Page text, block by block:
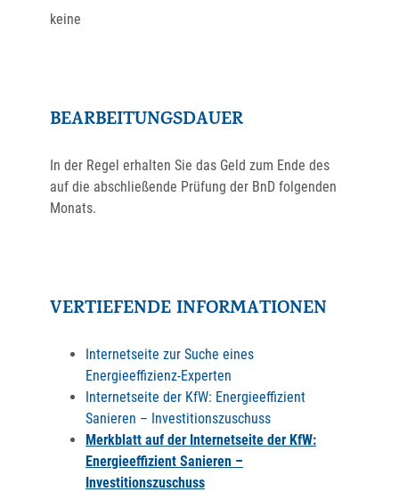
keine
BEARBEITUNGSDAUER
In der Regel erhalten Sie das Geld zum Ende des
auf die abschließende Prüfung der BnD folgenden
Monats.
VERTIEFENDE INFORMATIONEN
Internetseite zur Suche eines
Energieeffizienz-Experten
Internetseite der KfW: Energieeffizient
Sanieren – Investitionszuschuss
Merkblatt auf der Internetseite der KfW:
Energieeffizient Sanieren –
Investitionszuschuss